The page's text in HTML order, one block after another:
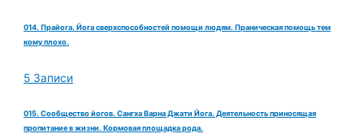
014. Прайога. Йога сверхспособностей помощи людям. Праническая помощь тем
кому плохо.
5 Записи
015. Сообщество йогов. Сангха Варна Джати Йога. Деятельность приносящая
пропитание в жизни. Кормовая площадка рода.